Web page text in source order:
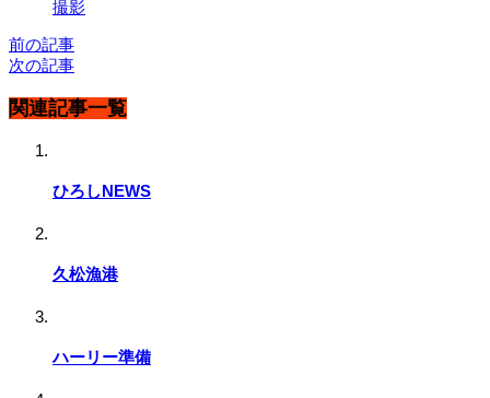
撮影
前の記事
次の記事
関連記事一覧
ひろしNEWS
久松漁港
ハーリー準備